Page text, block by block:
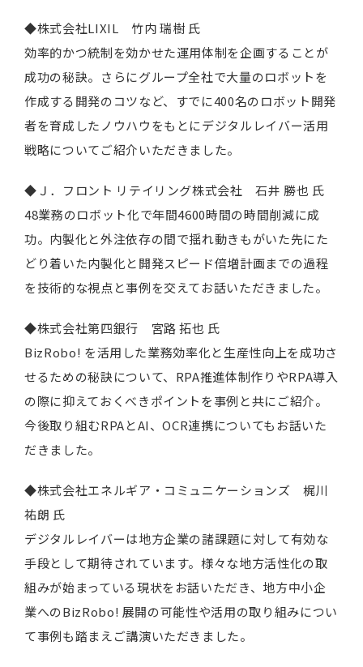
◆株式会社LIXIL 竹内 瑞樹 氏
効率的かつ統制を効かせた運用体制を企画することが
成功の秘訣。さらにグループ全社で大量のロボットを
作成する開発のコツなど、すでに400名のロボット開発
者を育成したノウハウをもとにデジタルレイバー活用
戦略についてご紹介いただきました。
◆Ｊ．フロント リテイリング株式会社 石井 勝也 氏
48業務のロボット化で年間4600時間の時間削減に成
功。内製化と外注依存の間で揺れ動きもがいた先にた
どり着いた内製化と開発スピード倍増計画までの過程
を技術的な視点と事例を交えてお話いただきました。
◆株式会社第四銀行 宮路 拓也 氏
BizRobo! を活用した業務効率化と生産性向上を成功さ
せるための秘訣について、RPA推進体制作りやRPA導入
の際に抑えておくべきポイントを事例と共にご紹介。
今後取り組むRPAとAI、OCR連携についてもお話いた
だきました。
◆株式会社エネルギア・コミュニケーションズ 梶川
祐朗 氏
デジタルレイバーは地方企業の諸課題に対して有効な
手段として期待されています。様々な地方活性化の取
組みが始まっている現状をお話いただき、地方中小企
業へのBizRobo! 展開の可能性や活用の取り組みについ
て事例も踏まえご講演いただきました。